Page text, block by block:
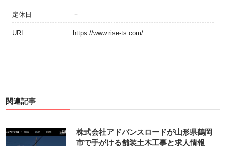
定休日 －
URL https://www.rise-ts.com/
関連記事
株式会社アドバンスロードが山形県鶴岡
市で手がける舗装土木工事と求人情報